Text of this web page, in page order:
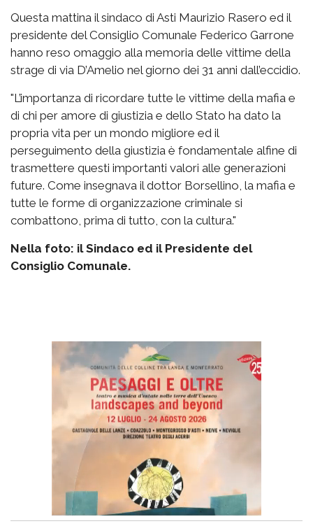
Questa mattina il sindaco di Asti Maurizio Rasero ed il
presidente del Consiglio Comunale Federico Garrone
hanno reso omaggio alla memoria delle vittime della
strage di via D’Amelio nel giorno dei 31 anni dall’eccidio.
"L’importanza di ricordare tutte le vittime della mafia e
di chi per amore di giustizia e dello Stato ha dato la
propria vita per un mondo migliore ed il
perseguimento della giustizia è fondamentale alfine di
trasmettere questi importanti valori alle generazioni
future. Come insegnava il dottor Borsellino, la mafia e
tutte le forme di organizzazione criminale si
combattono, prima di tutto, con la cultura."
Nella foto: il Sindaco ed il Presidente del
Consiglio Comunale.